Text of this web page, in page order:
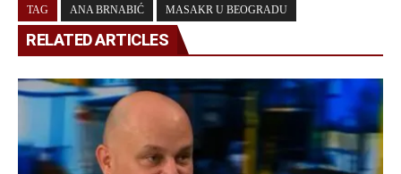
TAG ANA BRNABIĆ MASAKR U BEOGRADU
RELATED ARTICLES